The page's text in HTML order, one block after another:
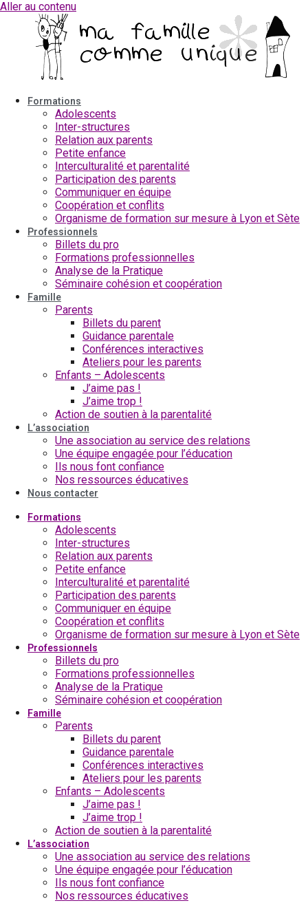
Aller au contenu
Formations
Adolescents
Inter-structures
Relation aux parents
Petite enfance
Interculturalité et parentalité
Participation des parents
Communiquer en équipe
Coopération et conflits
Organisme de formation sur mesure à Lyon et Sète
Professionnels
Billets du pro
Formations professionnelles
Analyse de la Pratique
Séminaire cohésion et coopération
Famille
Parents
Billets du parent
Guidance parentale
Conférences interactives
Ateliers pour les parents
Enfants – Adolescents
J’aime pas !
J’aime trop !
Action de soutien à la parentalité
L’association
Une association au service des relations
Une équipe engagée pour l’éducation
Ils nous font confiance
Nos ressources éducatives
Nous contacter
Formations
Adolescents
Inter-structures
Relation aux parents
Petite enfance
Interculturalité et parentalité
Participation des parents
Communiquer en équipe
Coopération et conflits
Organisme de formation sur mesure à Lyon et Sète
Professionnels
Billets du pro
Formations professionnelles
Analyse de la Pratique
Séminaire cohésion et coopération
Famille
Parents
Billets du parent
Guidance parentale
Conférences interactives
Ateliers pour les parents
Enfants – Adolescents
J’aime pas !
J’aime trop !
Action de soutien à la parentalité
L’association
Une association au service des relations
Une équipe engagée pour l’éducation
Ils nous font confiance
Nos ressources éducatives